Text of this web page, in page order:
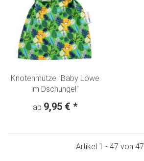
Knotenmütze "Baby Löwe
im Dschungel"
ab 9,95 € *
Artikel 1 - 47 von 47